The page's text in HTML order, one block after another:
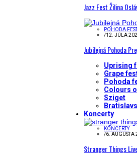
Jazz Fest Žilina
POHODA
/12. JÚLA
Jubilejná Pohoda
Uprising
Grape
Pohoda
Colours
Sziget
Koncerty
KONCERTY
/6. AUGUSTA
Stranger Things